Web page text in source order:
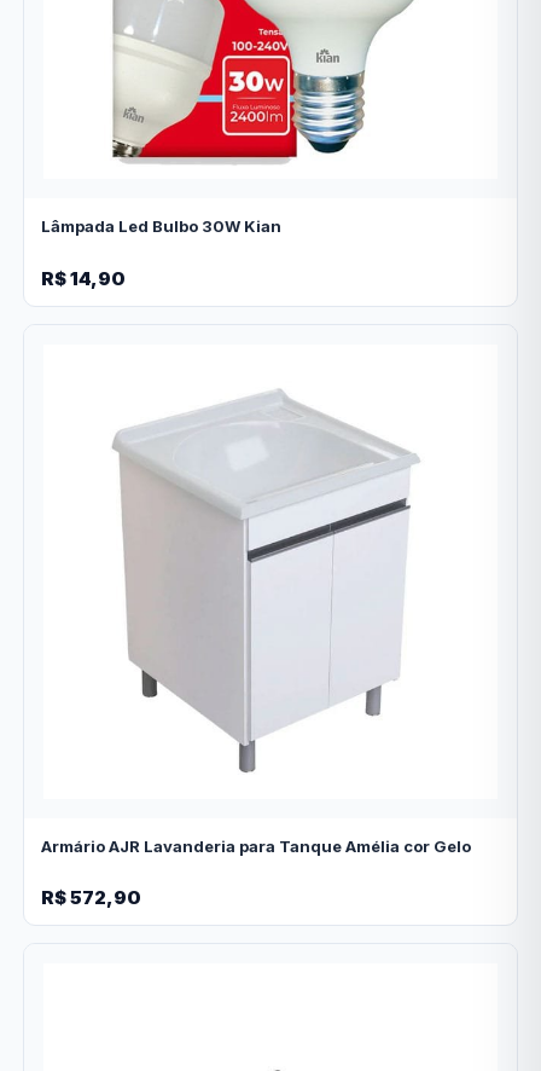
Lâmpada Led Bulbo 30W Kian
R$ 14,90
Armário AJR Lavanderia para Tanque Amélia cor Gelo
R$ 572,90